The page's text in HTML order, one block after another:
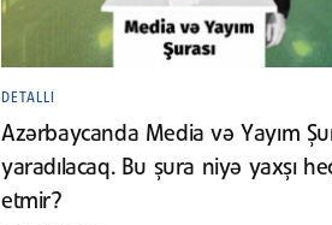
DETALLI
Azərbaycanda Media və Yayım
yaradılacaq. Bu şura niyə yaxşı
etmir?